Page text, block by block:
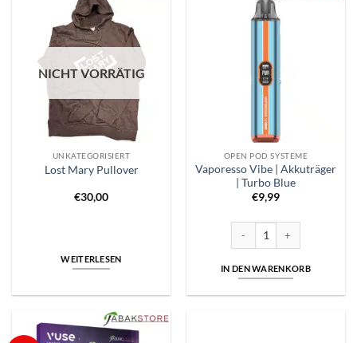
NICHT VORRÄTIG
UNKATEGORISIERT
Lost Mary Pullover
€30,00
WEITERLESEN
OPEN POD SYSTEME
Vaporesso Vibe | Akkuträger
| Turbo Blue
€9,99
Vaporesso Vibe | Akkuträger
IN DEN WARENKORB